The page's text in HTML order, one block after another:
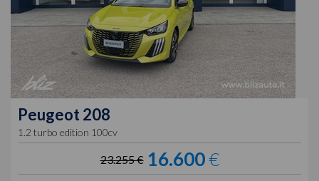
Peugeot 208
1.2 turbo edition 100cv
23.255 € 16.600€